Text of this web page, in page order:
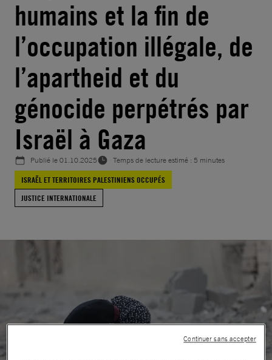
humains et la fin de
l’occupation illégale, de
l’apartheid et du
génocide perpétrés par
Israël à Gaza
Publié le01.10.2025
Temps de lecture estimé : 5 minutes
ISRAËL ET TERRITOIRES PALESTINIENS OCCUPÉS
JUSTICE INTERNATIONALE
Continuer sans accepter